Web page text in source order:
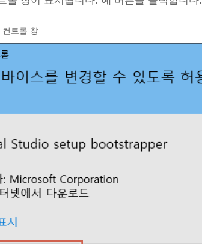
컨트롤 창